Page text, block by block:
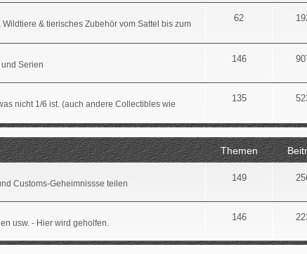
& tierisches Zubehör vom Sattel bis zum
62
Serien
146
nicht 1/6 ist. (auch andere Collectibles wie
135
Themen
Customs-Geheimnissse teilen
149
usw. - Hier wird geholfen.
146